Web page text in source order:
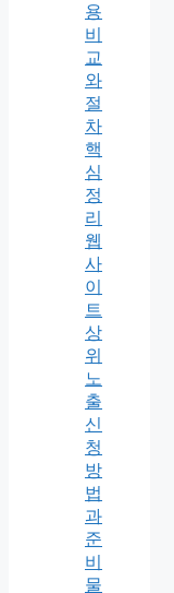
용
비
교
와
절
차
핵
심
정
리
웹
사
이
트
상
위
노
출
신
청
방
법
과
준
비
물